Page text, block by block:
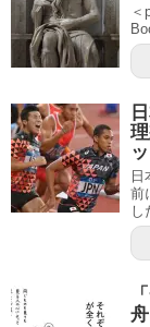
日
前